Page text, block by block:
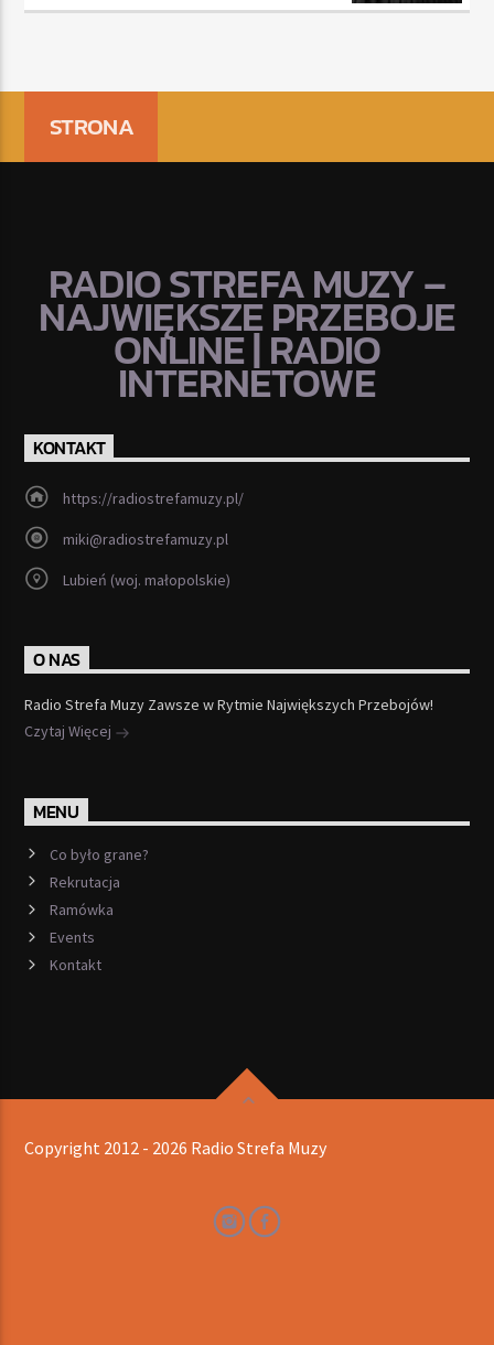
STRONA
RADIO STREFA MUZY –
NAJWIĘKSZE PRZEBOJE
ONLINE | RADIO
INTERNETOWE
KONTAKT
https://radiostrefamuzy.pl/
miki@radiostrefamuzy.pl
Lubień (woj. małopolskie)
O NAS
Radio Strefa Muzy Zawsze w Rytmie Największych Przebojów!
Czytaj Więcej
MENU
Co było grane?
Rekrutacja
Ramówka
Events
Kontakt
Copyright 2012 - 2026 Radio Strefa Muzy